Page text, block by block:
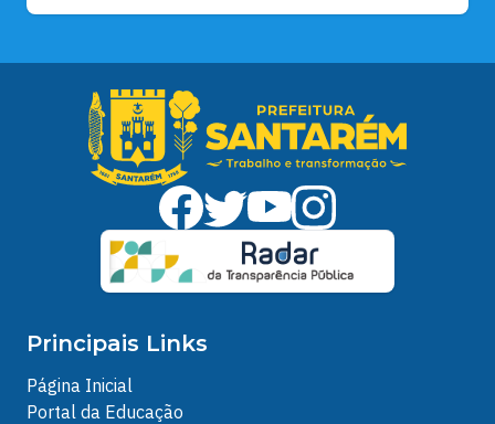
Principais Links
Página Inicial
Portal da Educação